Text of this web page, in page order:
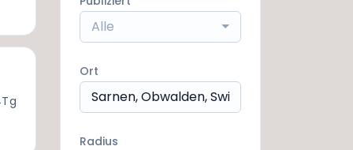
Alle
Ort
Radius